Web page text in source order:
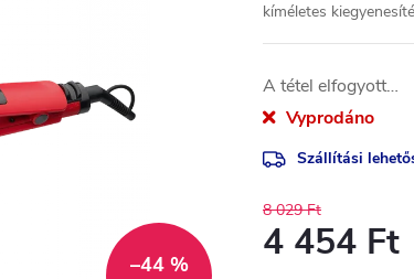
–44 %
kíméletes
A tétel elfogyott…
Vyprodáno
Szállítási
8 029 Ft
4 454 Ft